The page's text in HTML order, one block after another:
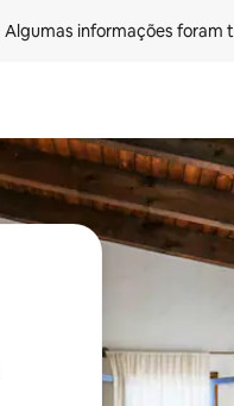
Algumas informações